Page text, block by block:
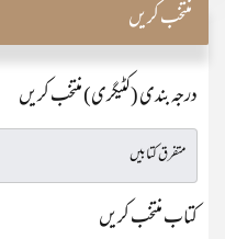
منتخب کریں
درجہ بندی (کٹیگری) منتخب کریں
کتاب منتخب کریں